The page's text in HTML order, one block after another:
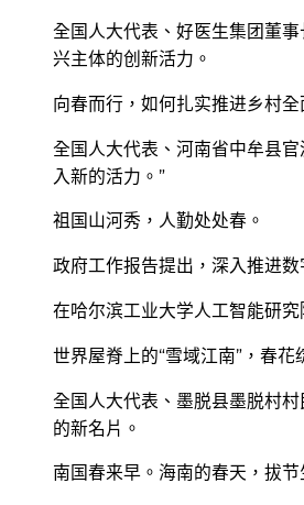
全国人大代表、好医生集团董
兴主体的创新活力。
向春而行，如何扎实推进乡村
全国人大代表、河南省中牟县
入新的活力。”
祖国山河秀，人勤处处春。
政府工作报告提出，深入推进
在哈尔滨工业大学人工智能研
世界屋脊上的“雪域江南”，春
全国人大代表、墨脱县墨脱村
的新名片。
南国春来早。海南的春天，拔